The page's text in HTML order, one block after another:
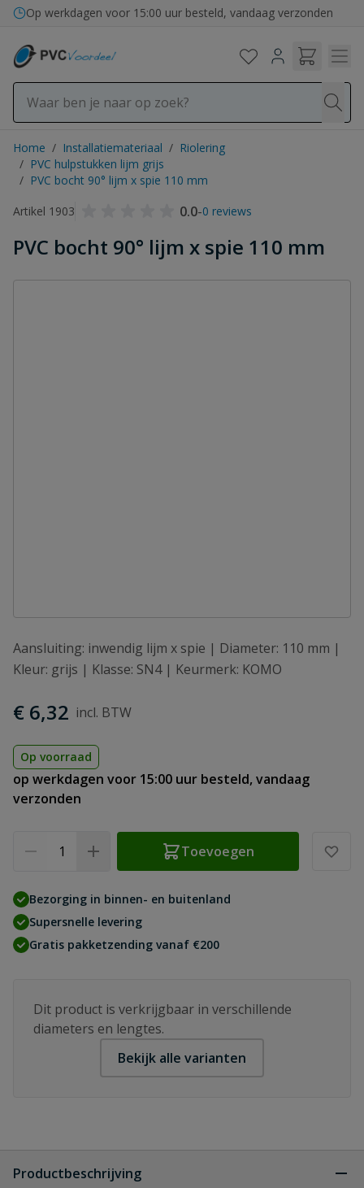
Ga naar de inhoud
Op werkdagen voor 15:00 uur besteld, vandaag verzonden
Home / Installatiemateriaal / Riolering
/ PVC hulpstukken lijm grijs
/ PVC bocht 90° lijm x spie 110 mm
Artikel 1903
0.0-0 reviews
PVC bocht 90° lijm x spie 110 mm
Aansluiting: inwendig lijm x spie | Diameter: 110 mm |
Kleur: grijs | Klasse: SN4 | Keurmerk: KOMO
€ 6,32
Op voorraad
op werkdagen voor 15:00 uur besteld, vandaag
verzonden
Toevoegen
Bezorging in binnen- en buitenland
Supersnelle levering
Gratis pakketzending vanaf €200
Dit product is verkrijgbaar in verschillende
diameters en lengtes.
Bekijk alle varianten
Productbeschrijving